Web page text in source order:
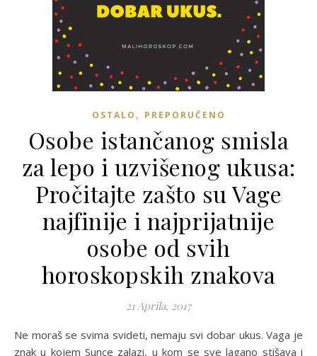
OSTALO , PREPORUČENO
Osobe istančanog smisla
za lepo i uzvišenog ukusa:
Pročitajte zašto su Vage
najfinije i najprijatnije
osobe od svih
horoskopskih znakova
21 Aprila, 2017
Ne moraš se svima svideti, nemaju svi dobar ukus. Vaga je
znak u kojem Sunce zalazi, u kom se sve lagano stišava i